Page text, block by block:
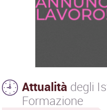
Attualità degli
Formazione